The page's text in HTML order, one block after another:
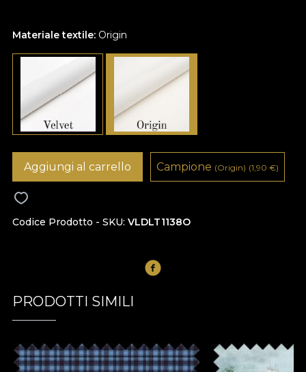
Materiale textile: Origin
Codice Prodotto - SKU VLDLT1138O
Aggiungi al carrello Campione (Origin) (1,90 €)
PRODOTTI SIMILI